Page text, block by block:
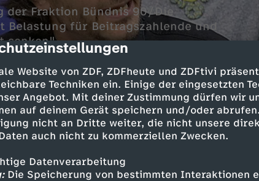
Website von ZDF, ZDFheute und ZDFtivi
Techniken ein. Einige der eingesetzten
Angebot. Mit deiner Zustimmung dürfen wir
auf deinem Gerät speichern und/oder
nicht an Dritte weiter, die nicht unsere
auch nicht zu kommerziellen Zwecken.
Datenverarbeitung
Die Speicherung von bestimmten Interaktionen
der Fraktion Bündnis 90/Die
für Beitragszahlende und
senken"